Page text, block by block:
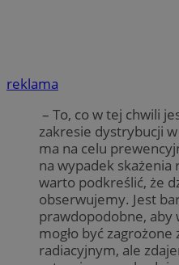
reklama
– To, co w tej chwili
zakresie dystrybucji
ma na celu
na wypadek skażenia
warto podkreślić, że
obserwujemy. Jest
prawdopodobne, aby
mogło być
radiacyjnym, ale